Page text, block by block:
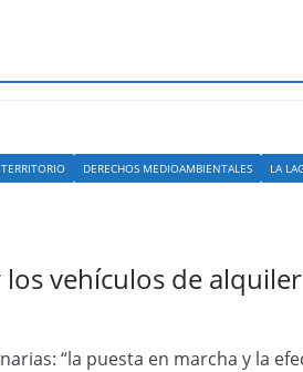
DERECHOS MEDIOAMBIENTALES LA
vehículos de
“la puesta en marcha y la